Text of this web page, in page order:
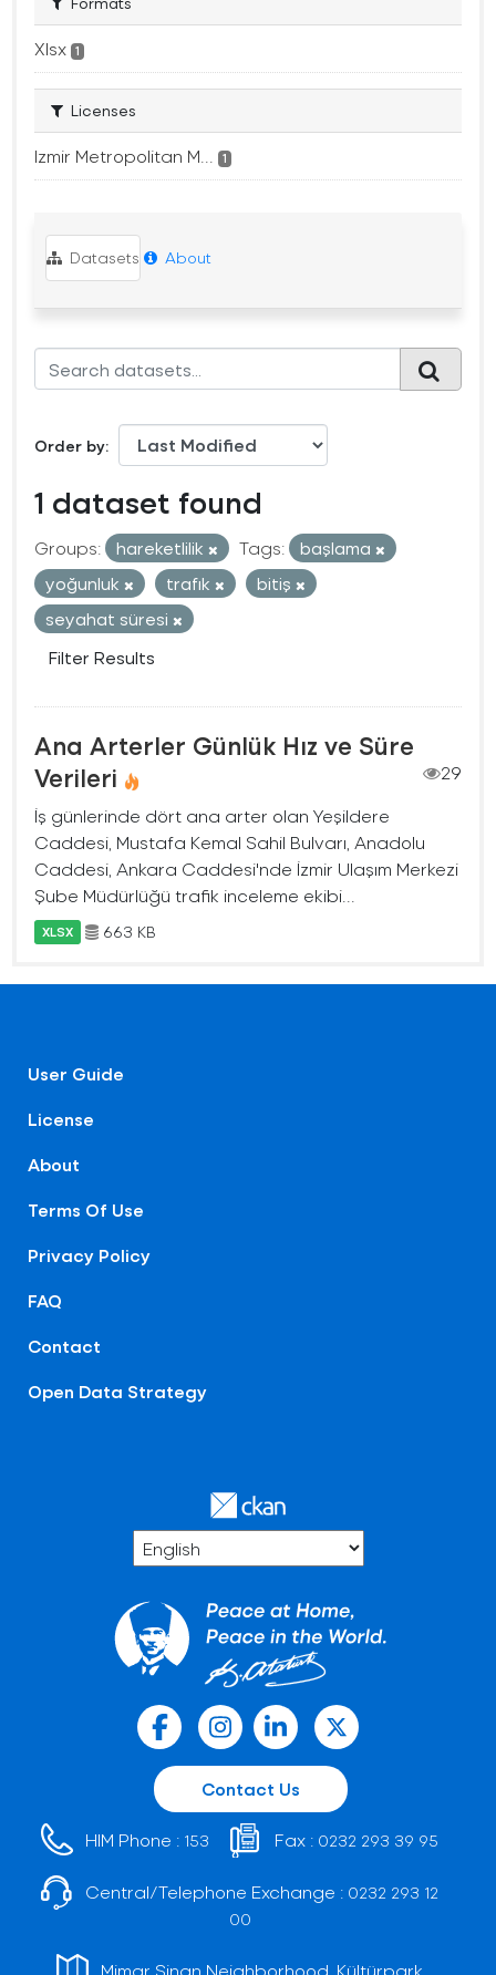
Xlsx 1
Licenses
Izmir Metropolitan M... 1
Datasets About
Order by
1 dataset found
Groups: hareketlilik Tags:
başlama
yoğunluk
trafık
bitiş
seyahat süresi
Filter Results
Ana Arterler Günlük Hız ve Süre
Verileri
29
İş günlerinde dört ana arter olan Yeşildere
Caddesi, Mustafa Kemal Sahil Bulvarı, Anadolu
Caddesi, Ankara Caddesi'nde İzmir Ulaşım Merkezi
Şube Müdürlüğü trafik inceleme ekibi...
XLSX 663 KB
User Guide
License
About
Terms Of Use
Privacy Policy
FAQ
Contact
Open Data Strategy
Contact Us
HIM Phone : 153 Fax : 0232 293 39 95
Central/Telephone Exchange : 0232 293 12
00
Mimar Sinan Neighborhood, Kültürpark